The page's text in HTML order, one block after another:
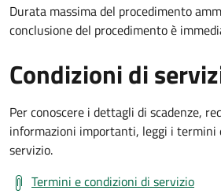
Durata massima del procedimento
conclusione del procedimento è
Condizioni di
Per conoscere i dettagli di scadenze,
informazioni importanti, leggi i termini
servizio.
Termini e condizioni di servizio